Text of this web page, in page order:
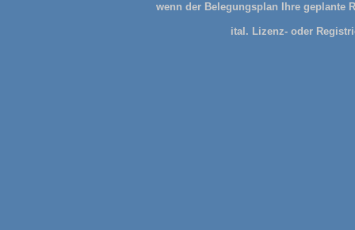
wenn der Belegungsplan Ihre geplante
ital. Lizenz- oder